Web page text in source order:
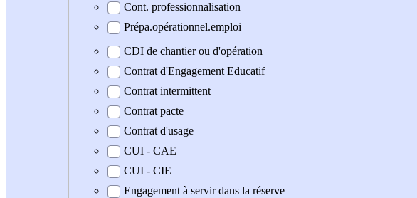
Cont. professionnalisation
Prépa.opérationnel.emploi
CDI de chantier ou d'opération
Contrat d'Engagement Educatif
Contrat intermittent
Contrat pacte
Contrat d'usage
CUI - CAE
CUI - CIE
Engagement à servir dans la réserve